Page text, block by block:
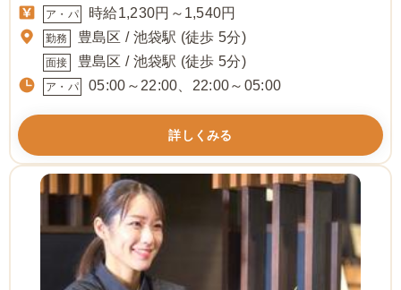
ア・パ 時給1,230円～1,540円
勤務 豊島区 / 池袋駅 (徒歩 5分)
面接 豊島区 / 池袋駅 (徒歩 5分)
ア・パ 05:00～22:00、22:00～05:00
詳しくみる